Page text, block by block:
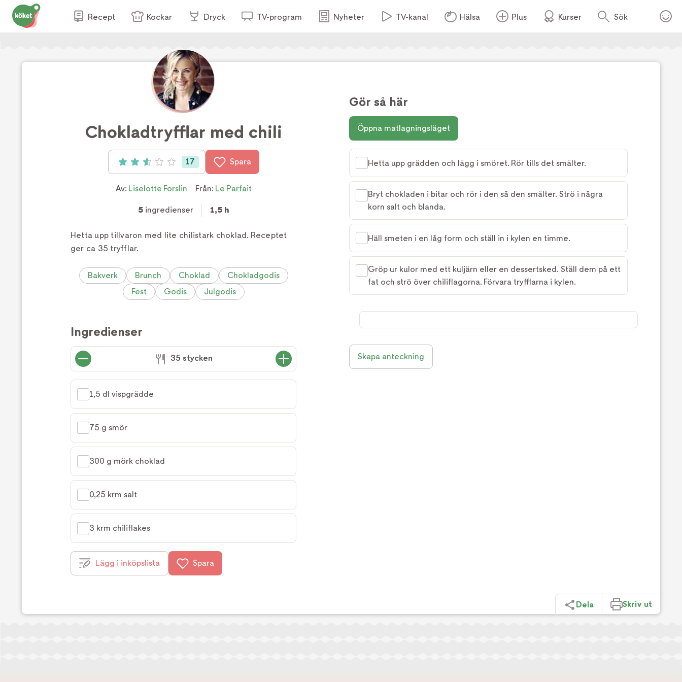
Recept Kockar Dryck TV-program Nyheter TV-kanal Hälsa Plus Kurser Sök
Foto:Ulrika Ekblom
Chokladtryfflar med chili
Betyg: 2.6 av 5 (17 röster)
17 Spara
Av: Liselotte Forslin Från: Le Parfait
5 ingredienser 1,5 h
Hetta upp tillvaron med lite chilistark choklad. Receptet
ger ca 35 tryfflar.
Bakverk Brunch Choklad
Chokladgodis
Fest
Godis Julgodis
Ingredienser
35 stycken
1,5 dl vispgrädde
75 g smör
300 g mörk choklad
0,25 krm salt
3 krm chiliflakes
Lägg i inköpslista Spara
Gör så här
Öppna matlagningsläget
Hetta upp grädden och lägg i smöret. Rör tills det smälter.
Bryt chokladen i bitar och rör i den så den smälter. Strö i några
korn salt och blanda.
Häll smeten i en låg form och ställ in i kylen en timme.
Gröp ur kulor med ett kuljärn eller en dessertsked. Ställ dem på ett
fat och strö över chiliflagorna. Förvara tryfflarna i kylen.
Skapa anteckning
Dela Skriv ut